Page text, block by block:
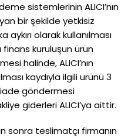
sistemlerinin ALICI’nın
bir şekilde yetkisiz
aykırı olarak kullanılması
kuruluşun ürün
halinde, ALICI’nın
kaydıyla ilgili ürünü 3
iade göndermesi
giderleri ALICI’ya aittir.
sonra teslimatçı firmanın